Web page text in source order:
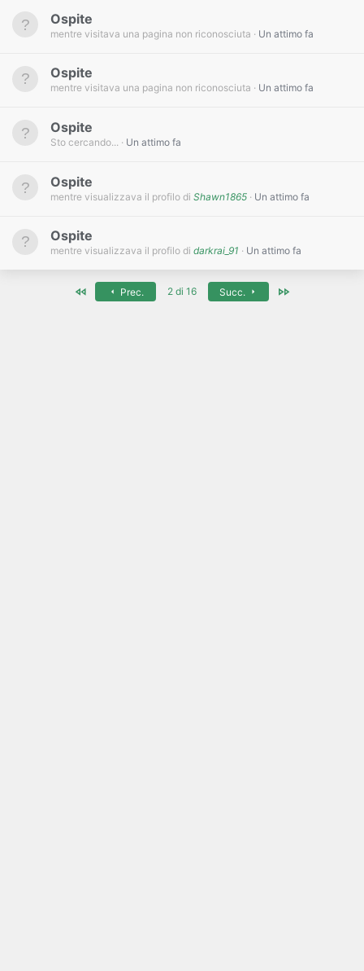
Ospite
mentre visitava una pagina non riconosciuta Un attimo fa
Ospite
mentre visitava una pagina non riconosciuta Un attimo fa
Ospite
Sto cercando... Un attimo fa
Ospite
mentre visualizzava il profilo di Shawn1865 Un attimo fa
Ospite
mentre visualizzava il profilo di darkrai_91 Un attimo fa
Primo Prec. 2 di 16 Succ.